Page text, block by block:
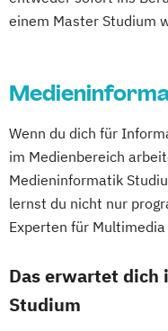
einem Master Studium
Wenn du dich für
im Medienbereich
Medieninformatik
lernst du nicht nur
Experten für
Das erwartet
Studium